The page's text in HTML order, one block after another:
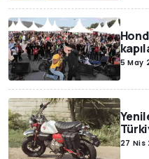
5 May
27 Nis